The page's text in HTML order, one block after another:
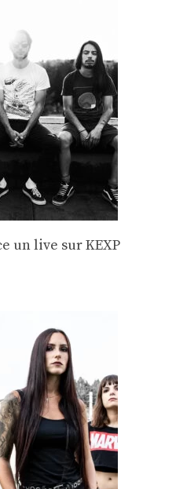
un live sur KEXP